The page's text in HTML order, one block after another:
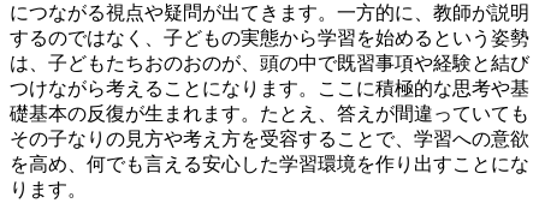
につながる視点や疑問が出てきます。一方的に、教師が説明
するのではなく、子どもの実態から学習を始めるという姿勢
は、子どもたちおのおのが、頭の中で既習事項や経験と結び
つけながら考えることになります。ここに積極的な思考や基
礎基本の反復が生まれます。たとえ、答えが間違っていても
その子なりの見方や考え方を受容することで、学習への意欲
を高め、何でも言える安心した学習環境を作り出すことにな
ります。